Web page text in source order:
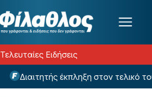
Τελευταίες Ειδήσεις
Διαιτητής έκπληξη στον τελικό